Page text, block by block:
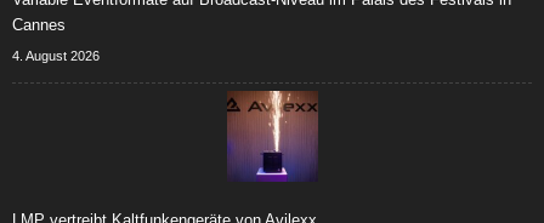
Cannes
4. August 2026